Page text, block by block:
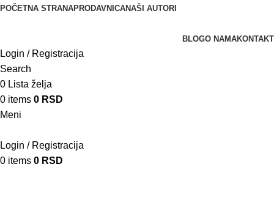
POČETNA STRANAPRODAVNICANAŠI AUTORI
BLOGO NAMAKONTAKT
Login / Registracija
Search
0 Lista želja
0 items 0 RSD
Meni
Login / Registracija
0 items 0 RSD